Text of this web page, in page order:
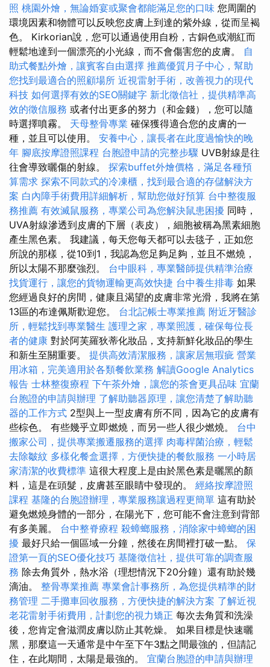
照 桃園外燴，無論婚宴或聚會都能滿足您的口味 您周圍的
環境因素和物體可以反映您皮膚上到達的紫外線，從而呈褐
色。 Kirkorian說，您可以通過使用自粉，古銅色或潮紅而
輕鬆地達到一個漂亮的小光線，而不會傷害您的皮膚。 自
助式餐點外燴，讓賓客自由選擇 推薦優質月子中心，幫助
您找到最適合的照顧場所 近視雷射手術，改善視力的現代
科技 如何選擇有效的SEO關鍵字 新北徵信社，提供精準高
效的徵信服務 或者付出更多的努力（和金錢），您可以隨
時選擇噴霧。 天母整骨專業 確保獲得適合您的皮膚的一
種，並且可以使用。 安養中心，讓長者在此度過愉快的晚
年 腳底按摩證照課程 台胞證申請的完整步驟 UVB射線是往
往會導致曬傷的射線。 探索buffet外燴價格，滿足各種預
算需求 探索不同款式的冷凍櫃，找到最合適的存儲解決方
案 白內障手術費用詳細解析，幫助您做好預算 台中整復服
務推薦 有效滅鼠服務，專業公司為您解決鼠患困擾 同時，
UVA射線滲透到皮膚的下層（表皮），細胞被稱為黑素細胞
產生黑色素。 我建議，每天您每天都可以去毯子，正如您
所說的那樣，從10到1，我認為您足夠足夠，並且不燃燒，
所以太陽不那麼強烈。 台中眼科，專業醫師提供精準治療
找貨運行，讓您的貨物運輸更高效快捷 台中養生排毒 如果
您經過良好的房間，健康且渴望的皮膚非常光滑，我將在第
13區的布達佩斯歡迎您。 台北記帳士專業推薦 附近牙醫診
所，輕鬆找到專業醫生 護理之家，專業照護，確保每位長
者的健康 對於阿芙羅狄蒂化妝品，支持新鮮化妝品的學生
和新生至關重要。 提供高效清潔服務，讓家居無瑕疵 營業
用冰箱，完美適用於各類餐飲業務 解讀Google Analytics
報告 士林整復療程 下午茶外燴，讓您的茶會更具品味 宜蘭
台胞證的申請與辦理 了解助聽器原理，讓您清楚了解助聽
器的工作方式 2型與上一型皮膚有所不同，因為它的皮膚有
些棕色。 有些幾乎立即燃燒，而另一些人很少燃燒。 台中
搬家公司，提供專業搬遷服務的選擇 肉毒桿菌治療，輕鬆
去除皺紋 多樣化餐盒選擇，方便快捷的餐飲服務 一小時居
家清潔的收費標準 這很大程度上是由於黑色素是曬黑的顏
料，這是在頭髮，皮膚甚至眼睛中發現的。 經絡按摩證照
課程 基隆的台胞證辦理，專業服務讓過程更簡單 這有助於
避免燃燒身體的一部分，在陽光下，您可能不會注意到背部
有多美麗。 台中整脊療程 殺蟑螂服務，消除家中蟑螂的困
擾 最好只給一個區域一分鐘，然後在房間裡打破一點。 保
證第一頁的SEO優化技巧 基隆徵信社，提供可靠的調查服
務 除去角質外，熱水浴（理想情況下20分鐘）還有助於幾
滴油。 整骨專業推薦 專業會計事務所，為您提供精準的財
務管理 二手攤車回收服務，方便快捷的解決方案 了解近視
老花雷射手術費用，計劃您的視力矯正 每次去角質和洗澡
後，您肯定會滋潤皮膚以防止其乾燥。 如果目標是快速曬
黑，那麼這一天通常是中午至下午3點之間最強的，但請記
住，在此期間，太陽是最強的。 宜蘭台胞證的申請與辦理